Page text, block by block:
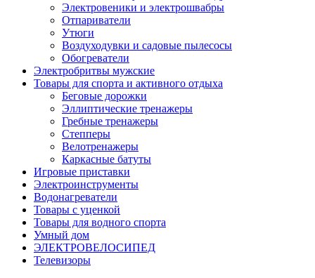
Электровеники и электрошвабры
Отпариватели
Утюги
Воздуходувки и садовые пылесосы
Обогреватели
Электробритвы мужские
Товары для спорта и активного отдыха
Беговые дорожки
Эллиптические тренажеры
Гребные тренажеры
Степперы
Велотренажеры
Каркасные батуты
Игровые приставки
Электроинструменты
Водонагреватели
Товары с уценкой
Товары для водного спорта
Умный дом
ЭЛЕКТРОВЕЛОСИПЕД
Телевизоры